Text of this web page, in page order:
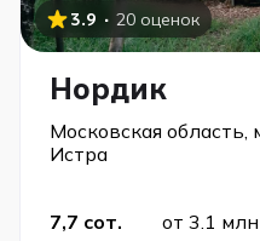
3.9 · 20 оценок
Нордик
Московская
Истра
7,7 сот. от 3.1 млн